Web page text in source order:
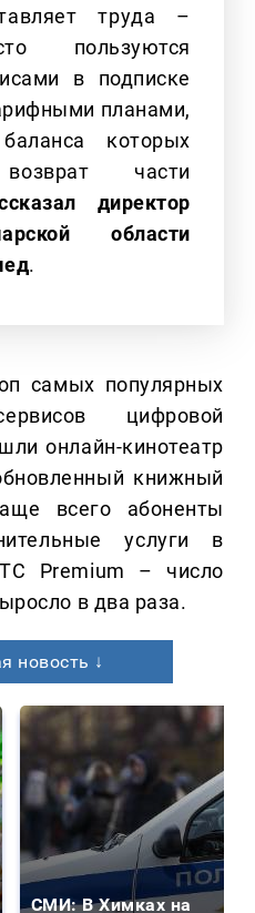
труда –
пользуются
в подписке
планами,
которых
части
директор
области
.
самых популярных
цифровой
онлайн-кинотеатр
книжный
всего абоненты
услуги в
Premium – число
в два раза.
новость ↓
СМИ: В Химках на